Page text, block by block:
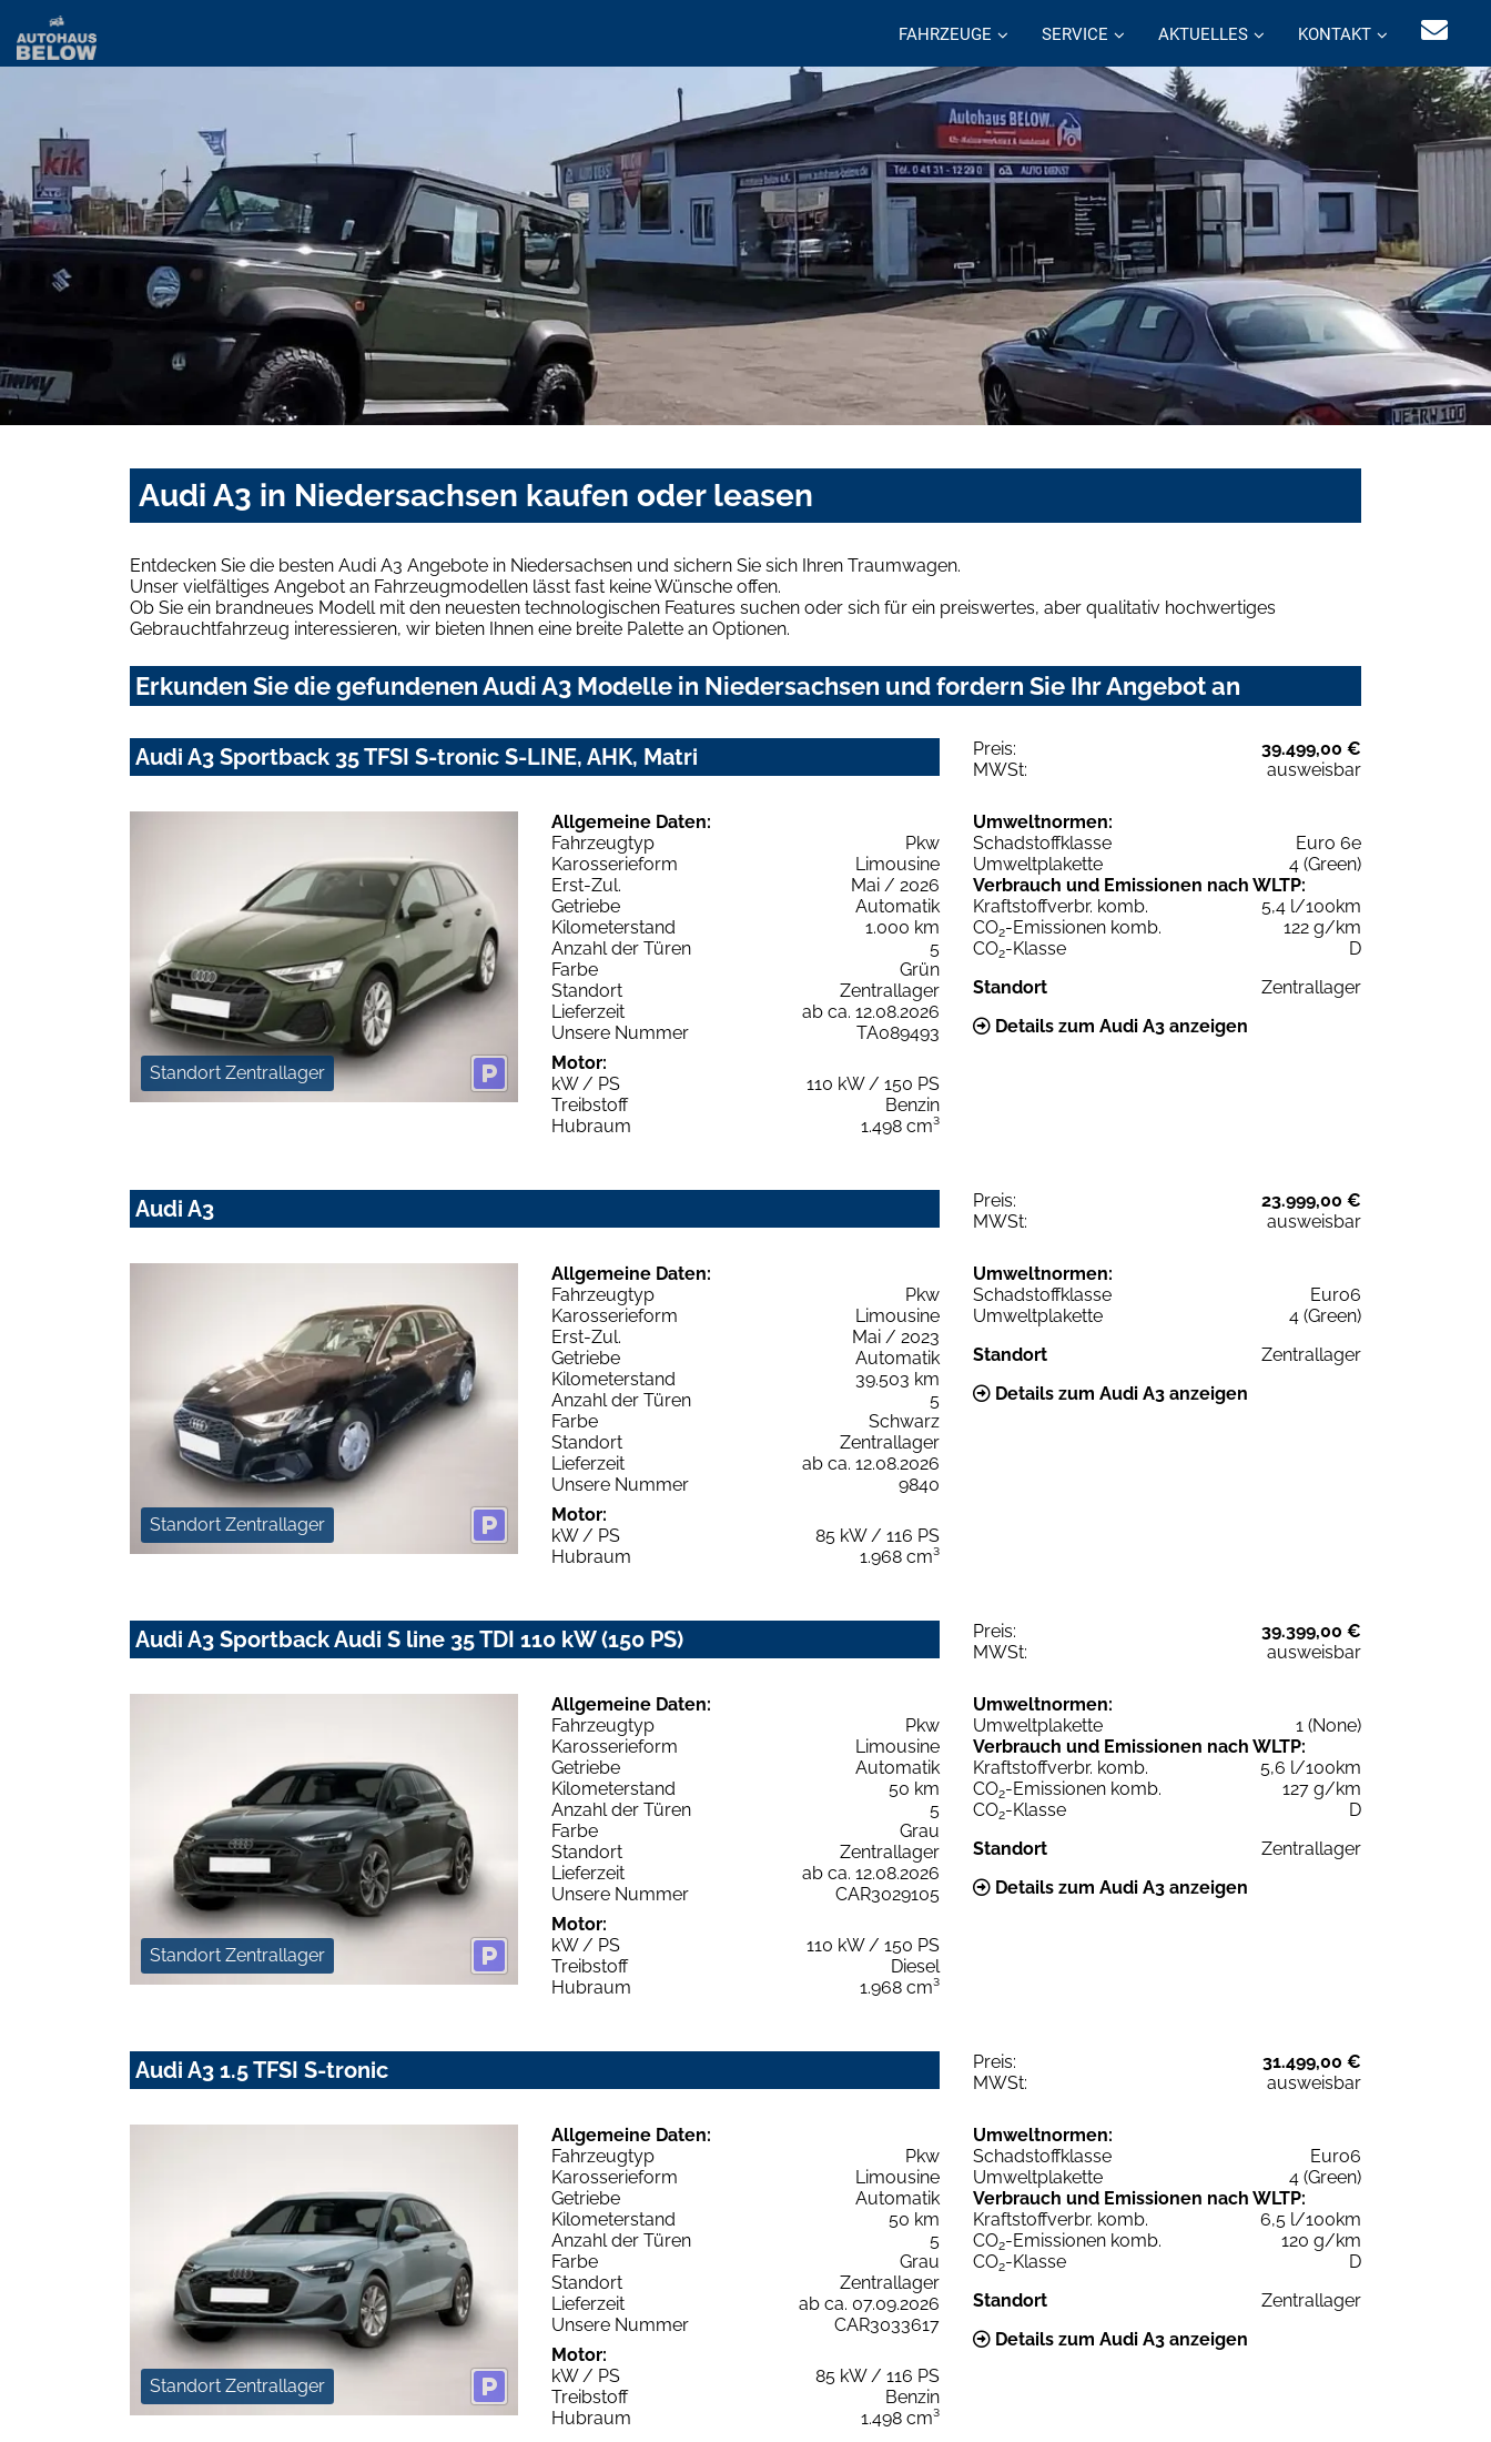
FAHRZEUGE SERVICE AKTUELLES KONTAKT
Audi A3 in Niedersachsen kaufen oder leasen
Entdecken Sie die besten Audi A3 Angebote in Niedersachsen und sichern Sie sich Ihren Traumwagen.
Unser vielfältiges Angebot an Fahrzeugmodellen lässt fast keine Wünsche offen.
Ob Sie ein brandneues Modell mit den neuesten technologischen Features suchen oder sich für ein preiswertes, aber qualitativ hochwertiges
Gebrauchtfahrzeug interessieren, wir bieten Ihnen eine breite Palette an Optionen.
Erkunden Sie die gefundenen Audi A3 Modelle in Niedersachsen und fordern Sie Ihr Angebot an
Audi A3 Sportback 35 TFSI S-tronic S-LINE, AHK, Matri Preis:
39.499,00 €
MWSt:
ausweisbar
Standort Zentrallager
Allgemeine Daten:
Fahrzeugtyp
Pkw
Karosserieform
Limousine
Erst-Zul.
Mai / 2026
Getriebe
Automatik
Kilometerstand
1.000 km
Anzahl der Türen
5
Farbe
Grün
Standort
Zentrallager
Lieferzeit
ab ca. 12.08.2026
Unsere Nummer
TA089493
Motor:
kW / PS
110 kW / 150 PS
Treibstoff
Benzin
Hubraum
1.498 cm³
Umweltnormen:
Schadstoffklasse
Euro 6e
Umweltplakette
4 (Green)
Verbrauch und Emissionen nach WLTP:
Kraftstoffverbr. komb.
5,4 l/100km
CO2-Emissionen komb.
122 g/km
CO2-Klasse
D
Standort
Zentrallager
Details zum Audi A3 anzeigen
Audi A3 Preis:
23.999,00 €
MWSt:
ausweisbar
Standort Zentrallager
Allgemeine Daten:
Fahrzeugtyp
Pkw
Karosserieform
Limousine
Erst-Zul.
Mai / 2023
Getriebe
Automatik
Kilometerstand
39.503 km
Anzahl der Türen
5
Farbe
Schwarz
Standort
Zentrallager
Lieferzeit
ab ca. 12.08.2026
Unsere Nummer
9840
Motor:
kW / PS
85 kW / 116 PS
Hubraum
1.968 cm³
Umweltnormen:
Schadstoffklasse
Euro6
Umweltplakette
4 (Green)
Standort
Zentrallager
Details zum Audi A3 anzeigen
Audi A3 Sportback Audi S line 35 TDI 110 kW (150 PS) Preis:
39.399,00 €
MWSt:
ausweisbar
Standort Zentrallager
Allgemeine Daten:
Fahrzeugtyp
Pkw
Karosserieform
Limousine
Getriebe
Automatik
Kilometerstand
50 km
Anzahl der Türen
5
Farbe
Grau
Standort
Zentrallager
Lieferzeit
ab ca. 12.08.2026
Unsere Nummer
CAR3029105
Motor:
kW / PS
110 kW / 150 PS
Treibstoff
Diesel
Hubraum
1.968 cm³
Umweltnormen:
Umweltplakette
1 (None)
Verbrauch und Emissionen nach WLTP:
Kraftstoffverbr. komb.
5,6 l/100km
CO2-Emissionen komb.
127 g/km
CO2-Klasse
D
Standort
Zentrallager
Details zum Audi A3 anzeigen
Audi A3 1.5 TFSI S-tronic Preis:
31.499,00 €
MWSt:
ausweisbar
Standort Zentrallager
Allgemeine Daten:
Fahrzeugtyp
Pkw
Karosserieform
Limousine
Getriebe
Automatik
Kilometerstand
50 km
Anzahl der Türen
5
Farbe
Grau
Standort
Zentrallager
Lieferzeit
ab ca. 07.09.2026
Unsere Nummer
CAR3033617
Motor:
kW / PS
85 kW / 116 PS
Treibstoff
Benzin
Hubraum
1.498 cm³
Umweltnormen:
Schadstoffklasse
Euro6
Umweltplakette
4 (Green)
Verbrauch und Emissionen nach WLTP:
Kraftstoffverbr. komb.
6,5 l/100km
CO2-Emissionen komb.
120 g/km
CO2-Klasse
D
Standort
Zentrallager
Details zum Audi A3 anzeigen